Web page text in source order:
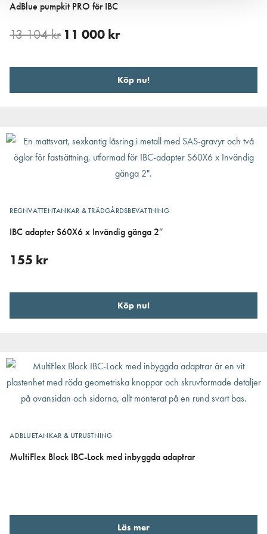
AdBlue pumpkit PRO för IBC
13 104kr 11 000 kr
Köp nu!
REGNVATTENTANKAR & TRÄDGÅRDSBEVATTNING
IBC adapter S60X6 x Invändig gänga 2″
155 kr
Köp nu!
ADBLUETANKAR & UTRUSTNING
MultiFlex Block IBC-Lock med inbyggda adaptrar
Läs mer